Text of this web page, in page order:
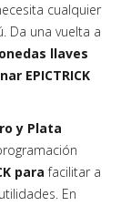
cualquier
Da una vuelta a
llaves
EPICTRICK
y Plata
para facilitar a
En